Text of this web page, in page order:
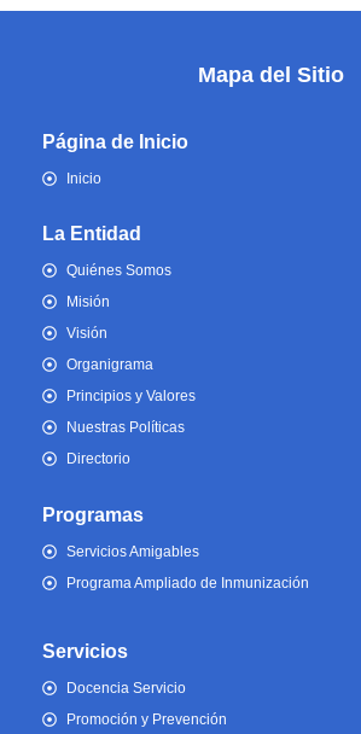
Mapa del Sitio
Página de Inicio
Inicio
La Entidad
Quiénes Somos
Misión
Visión
Organigrama
Principios y Valores
Nuestras Políticas
Directorio
Programas
Servicios Amigables
Programa Ampliado de Inmunización
Servicios
Docencia Servicio
Promoción y Prevención